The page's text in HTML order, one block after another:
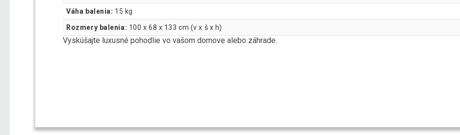
Váha balenia: 15 kg
Rozmery balenia: 100 x 68 x 133 cm (v x š x h)
Vyskúšajte luxusné pohodlie vo vašom domove alebo záhrade.